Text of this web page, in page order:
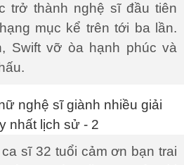
trở thành nghệ sĩ đầu tiên
mục kể trên tới ba lần.
Swift vỡ òa hạnh phúc và
sĩ 32 tuổi cảm ơn bạn trai